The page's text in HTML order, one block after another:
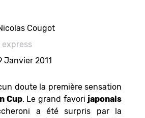
Cougot
express
Janvier 2011
doute la première sensation
Cup. Le grand favori japonais
a été surpris par la